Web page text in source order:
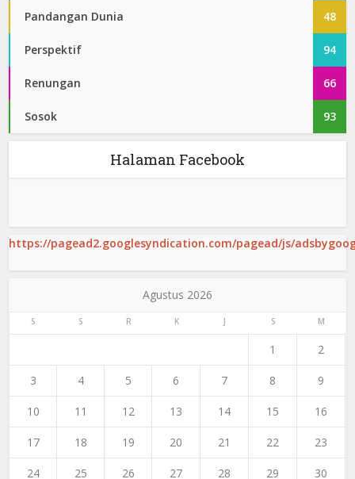
Pandangan Dunia 48
Perspektif 94
Renungan 66
Sosok 93
Halaman Facebook
https://pagead2.googlesyndication.com/pagead/js/
Agustus 2026
S S R K J S M
1 2
3 4 5 6 7 8 9
10 11 12 13 14 15 16
17 18 19 20 21 22 23
24 25 26 27 28 29 30